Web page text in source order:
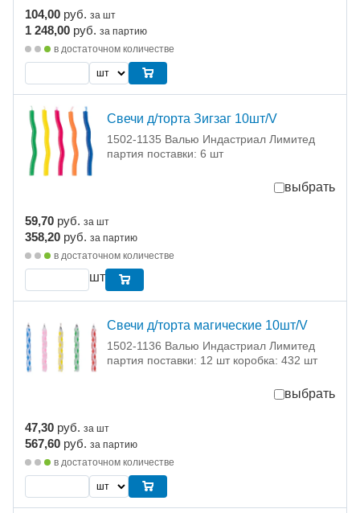
104,00 руб. за шт
1 248,00 руб. за партию
в достаточном количестве
Свечи д/торта Зигзаг 10шт/V
1502-1135 Валью Индастриал Лимитед
партия поставки: 6 шт
выбрать
59,70 руб. за шт
358,20 руб. за партию
в достаточном количестве
шт
Свечи д/торта магические 10шт/V
1502-1136 Валью Индастриал Лимитед
партия поставки: 12 шт коробка: 432 шт
выбрать
47,30 руб. за шт
567,60 руб. за партию
в достаточном количестве